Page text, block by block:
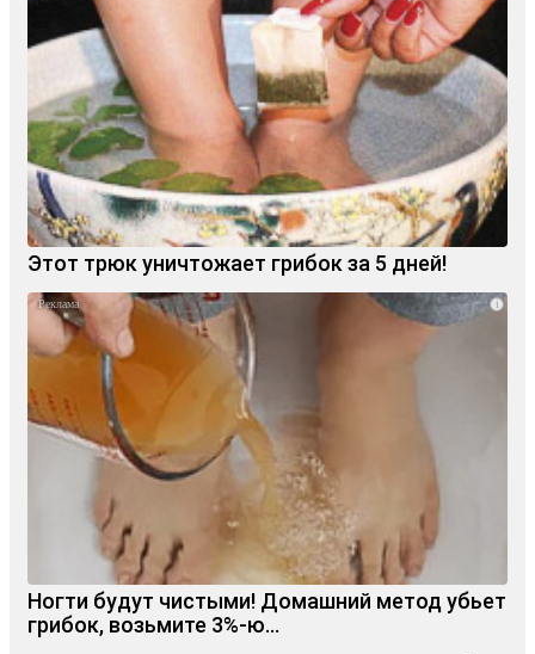
Этот трюк уничтожает грибок за 5 дней!
i
Ногти будут чистыми! Домашний метод убьет
грибок, возьмите 3%-ю…